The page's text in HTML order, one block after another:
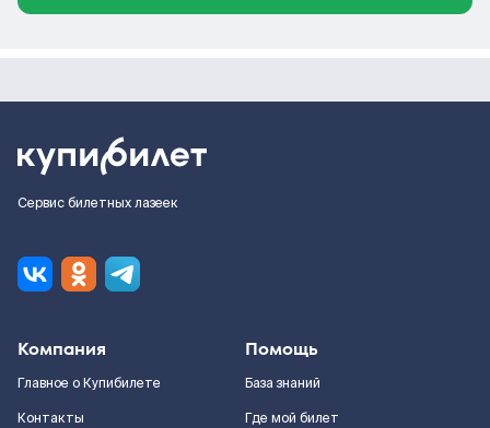
Сервис билетных лазеек
Компания
Главное о Купибилете
Контакты
Помощь
База знаний
Где мой билет